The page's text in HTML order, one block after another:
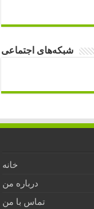
شبکه‌های اجتماعی
خانه
درباره من
تماس با من